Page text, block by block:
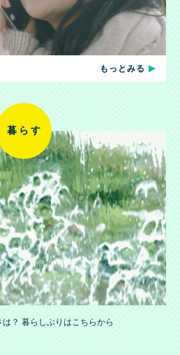
もっとみる
暮らす
？ 暮らしぶりはこちらから